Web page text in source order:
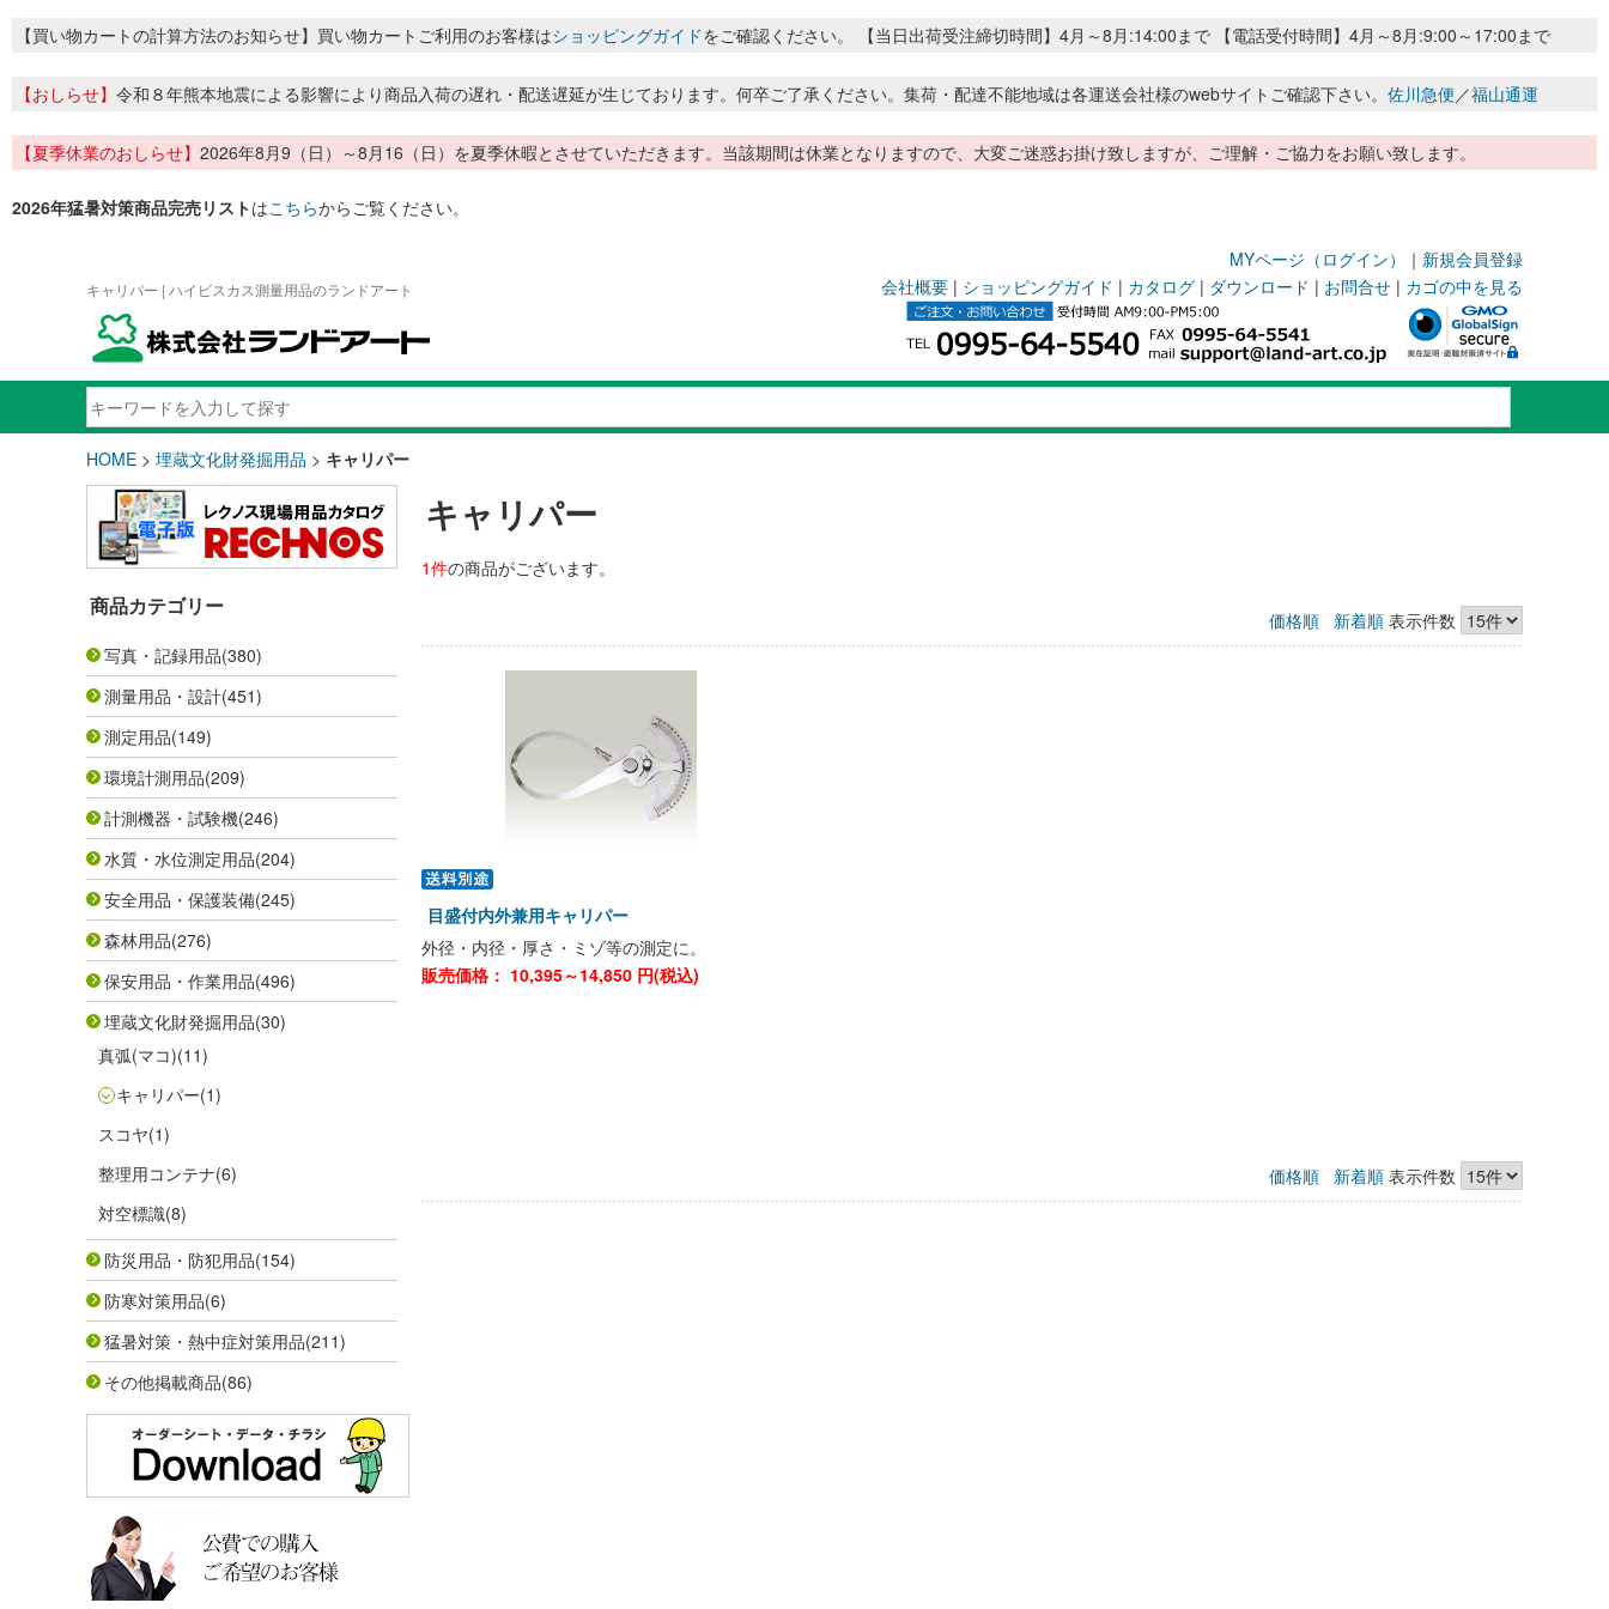
【買い物カートの計算方法のお知らせ】買い物カートご利用のお客様はショッピングガイドをご確認ください。 【当日出荷受注締切時間】4月～8月:14:00まで 【電話受付時間】4月～8月:9:00～17:00まで
【おしらせ】 令和８年熊本地震による影響により商品入荷の遅れ・配送遅延が生じております。何卒ご了承ください。集荷・配達不能地域は各運送会社様のwebサイトご確認下さい。 佐川急便／福山通運
【夏季休業のおしらせ】 2026年8月9（日）～8月16（日）を夏季休暇とさせていただきます。当該期間は休業となりますので、大変ご迷惑お掛け致しますが、ご理解・ご協力をお願い致します。
2026年猛暑対策商品完売リストはこちらからご覧ください。
MYページ（ログイン） ｜ 新規会員登録
キャリパー | ハイビスカス測量用品のランドアート 会社概要 | ショッピングガイド | カタログ | ダウンロード | お問合せ | カゴの中を見る
HOME > 埋蔵文化財発掘用品 > キャリパー
商品カテゴリー
写真・記録用品(380)
測量用品・設計(451)
測定用品(149)
環境計測用品(209)
計測機器・試験機(246)
水質・水位測定用品(204)
安全用品・保護装備(245)
森林用品(276)
保安用品・作業用品(496)
埋蔵文化財発掘用品(30)
真弧(マコ)(11)
キャリパー(1)
スコヤ(1)
整理用コンテナ(6)
対空標識(8)
防災用品・防犯用品(154)
防寒対策用品(6)
猛暑対策・熱中症対策用品(211)
その他掲載商品(86)
キャリパー
1件の商品がございます。
価格順 新着順 表示件数
目盛付内外兼用キャリパー
外径・内径・厚さ・ミゾ等の測定に。
販売価格： 10,395～14,850 円(税込)
価格順 新着順 表示件数